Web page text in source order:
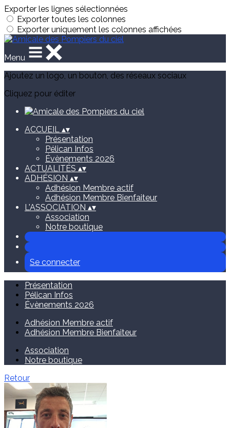
Exporter les lignes sélectionnées
Exporter toutes les colonnes
Exporter uniquement les colonnes affichées
Menu
Ajoutez un logo, un bouton, des réseaux sociaux
Cliquez pour éditer
ACCUEIL ▴▾
Présentation
Pélican Infos
Évènements 2026
ACTUALITÉS ▴▾
ADHÉSION ▴▾
Adhésion Membre actif
Adhésion Membre Bienfaiteur
L'ASSOCIATION ▴▾
Association
Notre boutique
Se connecter
Présentation
Pélican Infos
Évènements 2026
Adhésion Membre actif
Adhésion Membre Bienfaiteur
Association
Notre boutique
Retour